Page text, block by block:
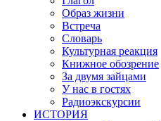
Образ жизни
Встреча
Словарь
Культурная реакция
Книжное обозрение
За двумя зайцами
У нас в гостях
Радиоэкскурсии
ИСТОРИЯ